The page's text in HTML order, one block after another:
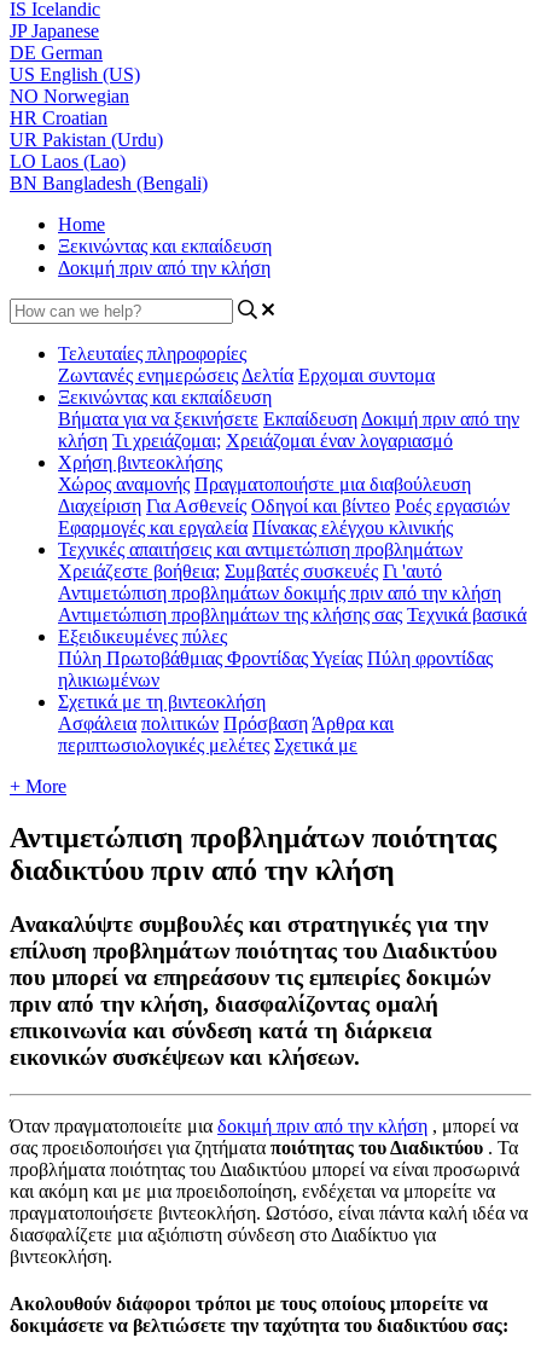
IS Icelandic
JPJapanese
DE German
US English (US)
NO Norwegian
HR Croatian
UR Pakistan (Urdu)
LO Laos (Lao)
BN Bangladesh (Bengali)
Home
Ξεκινώντας και εκπαίδευση
Δοκιμή πριν από την κλήση
Τελευταίες πληροφορίες
Ζωντανές ενημερώσεις Δελτία Ερχομαι συντομα
Ξεκινώντας και εκπαίδευση
Βήματα για να ξεκινήσετε Εκπαίδευση Δοκιμή πριν από την
κλήση Τι χρειάζομαι; Χρειάζομαι έναν λογαριασμό
Χρήση βιντεοκλήσης
Χώρος αναμονής Πραγματοποιήστε μια διαβούλευση
Διαχείριση Για Ασθενείς Οδηγοί και βίντεο Ροές εργασιών
Εφαρμογές και εργαλεία Πίνακας ελέγχου κλινικής
Τεχνικές απαιτήσεις και αντιμετώπιση προβλημάτων
Χρειάζεστε βοήθεια; Συμβατές συσκευές Γι 'αυτό
Αντιμετώπιση προβλημάτων δοκιμής πριν από την κλήση
Αντιμετώπιση προβλημάτων της κλήσης σας Τεχνικά βασικά
Εξειδικευμένες πύλες
Πύλη Πρωτοβάθμιας Φροντίδας Υγείας Πύλη φροντίδας
ηλικιωμένων
Σχετικά με τη βιντεοκλήση
Ασφάλεια πολιτικών Πρόσβαση Άρθρα και
περιπτωσιολογικές μελέτες Σχετικά με
+ More
Αντιμετώπιση προβλημάτων ποιότητας
διαδικτύου πριν από την κλήση
Ανακαλύψτε συμβουλές και στρατηγικές για την
επίλυση προβλημάτων ποιότητας του Διαδικτύου
που μπορεί να επηρεάσουν τις εμπειρίες δοκιμών
πριν από την κλήση, διασφαλίζοντας ομαλή
επικοινωνία και σύνδεση κατά τη διάρκεια
εικονικών συσκέψεων και κλήσεων.
Όταν πραγματοποιείτε μια δοκιμή πριν από την κλήση , μπορεί να
σας προειδοποιήσει για ζητήματα ποιότητας τουΔιαδικτύου . Τα
προβλήματα ποιότητας του Διαδικτύου μπορεί να είναι προσωρινά
και ακόμη και με μια προειδοποίηση, ενδέχεται να μπορείτε να
πραγματοποιήσετε βιντεοκλήση. Ωστόσο, είναι πάντα καλή ιδέα να
διασφαλίζετε μια αξιόπιστη σύνδεση στο Διαδίκτυο για
βιντεοκλήση.
Ακολουθούν διάφοροι τρόποι με τους οποίους μπορείτε να
δοκιμάσετε να βελτιώσετε την ταχύτητα του διαδικτύου σας: